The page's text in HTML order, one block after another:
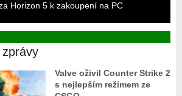
Horizon 5 k zakoupení na PC
Valve oživil Counter Strike 2
s nejlepším režimem ze